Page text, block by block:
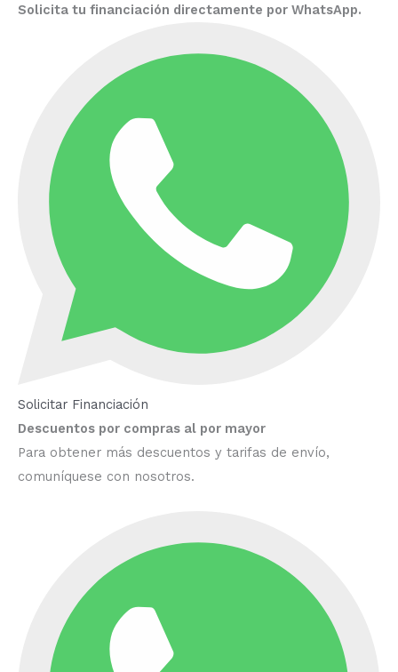
Solicita tu financiación directamente por WhatsApp.
Solicitar Financiación
Descuentos por compras al por mayor
Para obtener más descuentos y tarifas de envío,
comuníquese con nosotros.